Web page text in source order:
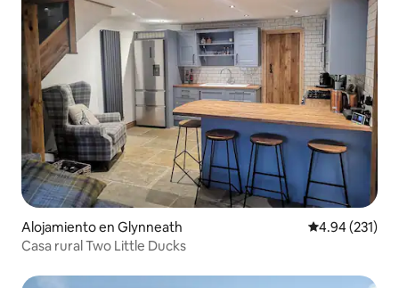
Alojamiento en Glynneath Calificación
4.94 (231)
Casa rural Two Little Ducks